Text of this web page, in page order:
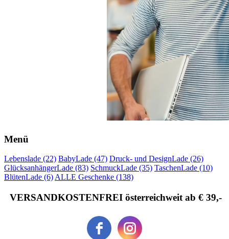
Menü
Lebenslade (22) BabyLade (47) Druck- und DesignLade (26)
GlücksanhängerLade (83) SchmuckLade (35) TaschenLade (10)
BlütenLade (6)ALLE Geschenke (138)
VERSANDKOSTENFREI österreichweit ab € 39,-